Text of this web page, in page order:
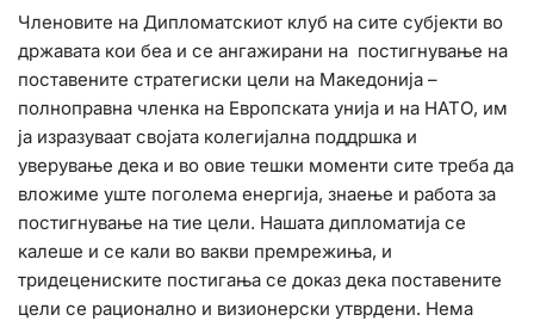
Членовите на Дипломатскиот клуб на сите субјекти во
државата кои беа и се ангажирани на постигнување на
поставените стратегиски цели на Македонија –
полноправна членка на Европската унија и на НАТО, им
ја изразуваат својата колегијална поддршка и
уверување дека и во овие тешки моменти сите треба да
вложиме уште поголема енергија, знаење и работа за
постигнување на тие цели. Нашата дипломатија се
калеше и се кали во вакви премрежиња, и
тридецениските постигања се доказ дека поставените
цели се рационално и визионерски утврдени. Нема